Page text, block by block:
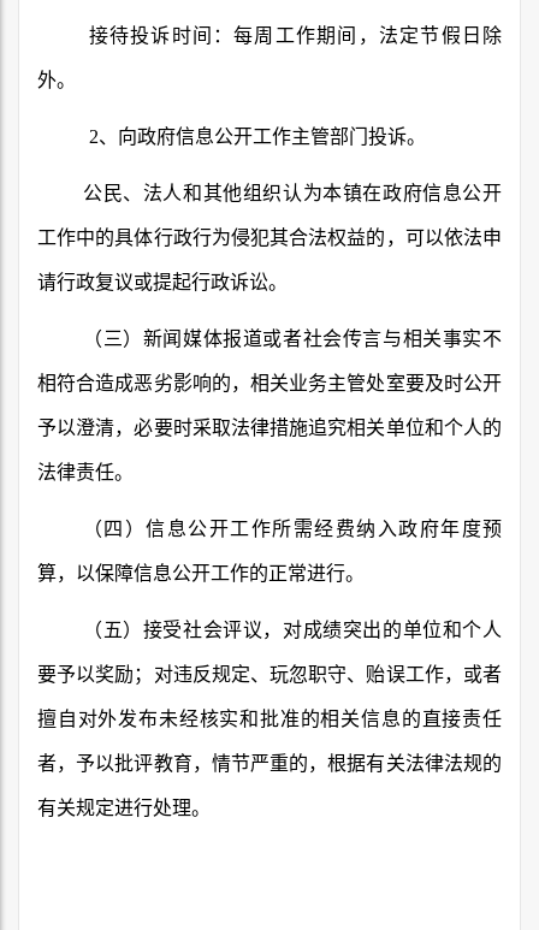
接待投诉时间：每周工作期间，法定节假日除
外。
2、向政府信息公开工作主管部门投诉。
公民、法人和其他组织认为本镇在政府信息公开
工作中的具体行政行为侵犯其合法权益的，可以依法申
请行政复议或提起行政诉讼。
（三）新闻媒体报道或者社会传言与相关事实不
相符合造成恶劣影响的，相关业务主管处室要及时公开
予以澄清，必要时采取法律措施追究相关单位和个人的
法律责任。
（四）信息公开工作所需经费纳入政府年度预
算，以保障信息公开工作的正常进行。
（五）接受社会评议，对成绩突出的单位和个人
要予以奖励；对违反规定、玩忽职守、贻误工作，或者
擅自对外发布未经核实和批准的相关信息的直接责任
者，予以批评教育，情节严重的，根据有关法律法规的
有关规定进行处理。